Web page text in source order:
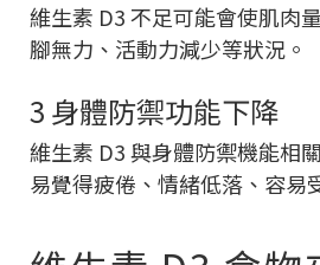
維生素 D3 不足可能會使肌肉
腳無力、活動力減少等狀況。
3 身體防禦功能下降
維生素 D3 與身體防禦機能相
易覺得疲倦、情緒低落、容易